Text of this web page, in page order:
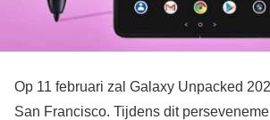
Op 11 februari zal Galaxy Unpacked
San Francisco. Tijdens dit